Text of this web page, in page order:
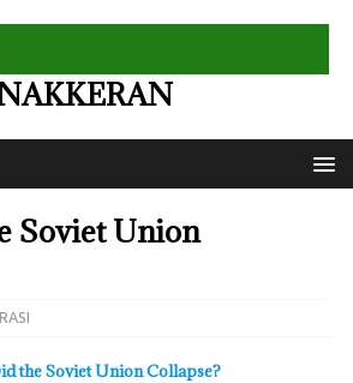
Soviet Union
the Soviet Union Collapse?